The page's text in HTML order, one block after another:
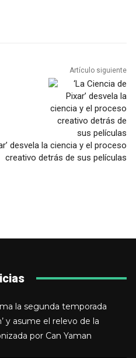
Artículo siguiente
desvela la ciencia y el proceso
creativo detrás de sus películas
la segunda temporada
y asume el relevo de la
por Can Yaman